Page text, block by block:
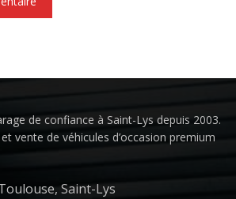
de confiance à Saint-Lys depuis 2003.
vente de véhicules d’occasion premium
Saint-Lys